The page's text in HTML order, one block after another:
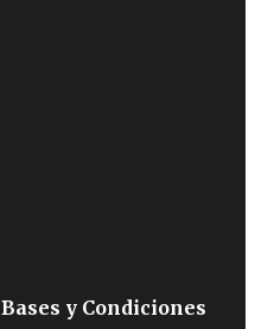
Bases y Condiciones